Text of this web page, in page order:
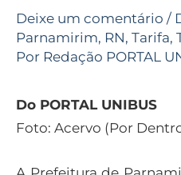
Deixe um comentário /
Parnamirim, RN, Tarifa,
Por Redação PORTAL
Do PORTAL UNIBUS
Foto: Acervo (Por